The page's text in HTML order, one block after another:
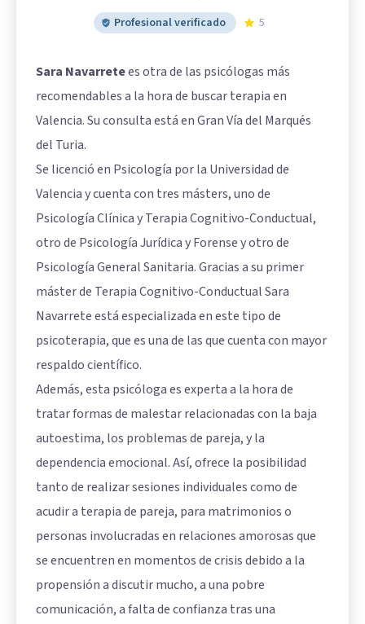
Profesional verificado 5
Sara Navarretees otra de las psicólogas más
recomendables a la hora de buscar terapia en
Valencia. Su consulta está en Gran Vía del Marqués
del Turia.
Se licenció en Psicología por la Universidad de
Valencia y cuenta con tres másters, uno de
Psicología Clínica y Terapia Cognitivo-Conductual,
otro de Psicología Jurídica y Forense y otro de
Psicología General Sanitaria. Gracias a su primer
máster de Terapia Cognitivo-Conductual Sara
Navarrete está especializada en este tipo de
psicoterapia, que es una de las que cuenta con mayor
respaldo científico.
Además, esta psicóloga es experta a la hora de
tratar formas de malestar relacionadas con la baja
autoestima, los problemas de pareja, y la
dependencia emocional. Así, ofrece la posibilidad
tanto de realizar sesiones individuales como de
acudir a terapia de pareja, para matrimonios o
personas involucradas en relaciones amorosas que
se encuentren en momentos de crisis debido a la
propensión a discutir mucho, a una pobre
comunicación, a falta de confianza tras una